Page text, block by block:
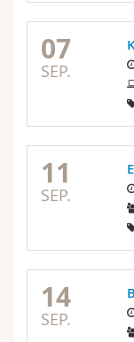
Interfakultär
Doktorierende
07
SEP.
11
SEP.
14
SEP.